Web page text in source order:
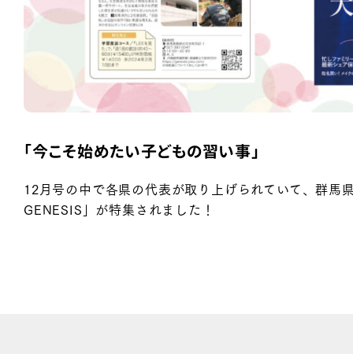
「今こそ始めたい子どもの習い事」
12月号の中で各県の代表が取り上げられていて、群馬
GENESIS」が特集されました！